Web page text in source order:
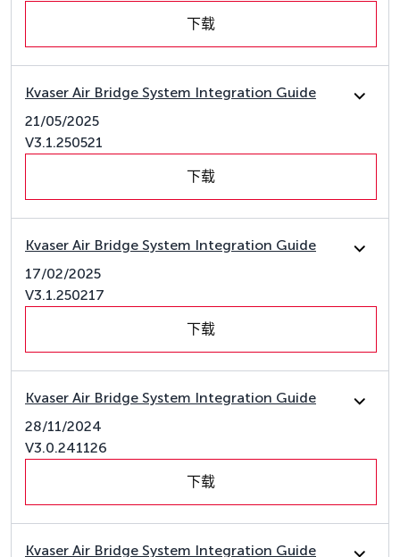
下载
Kvaser Air Bridge System Integration Guide
21/05/2025
V3.1.250521
下载
Kvaser Air Bridge System Integration Guide
17/02/2025
V3.1.250217
下载
Kvaser Air Bridge System Integration Guide
28/11/2024
V3.0.241126
下载
Kvaser Air Bridge System Integration Guide